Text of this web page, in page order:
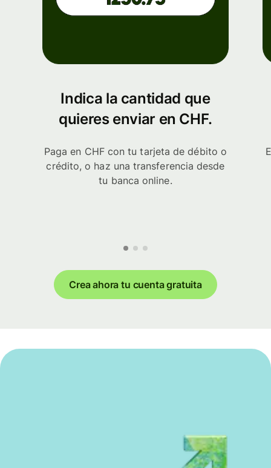
Indica la cantidad que
quieres enviar en CHF.
Paga en CHF con tu tarjeta de débito o
crédito, o haz una transferencia desde
tu banca online.
Crea ahora tu cuenta gratuita